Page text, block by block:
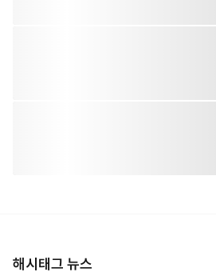
해시태그 뉴스